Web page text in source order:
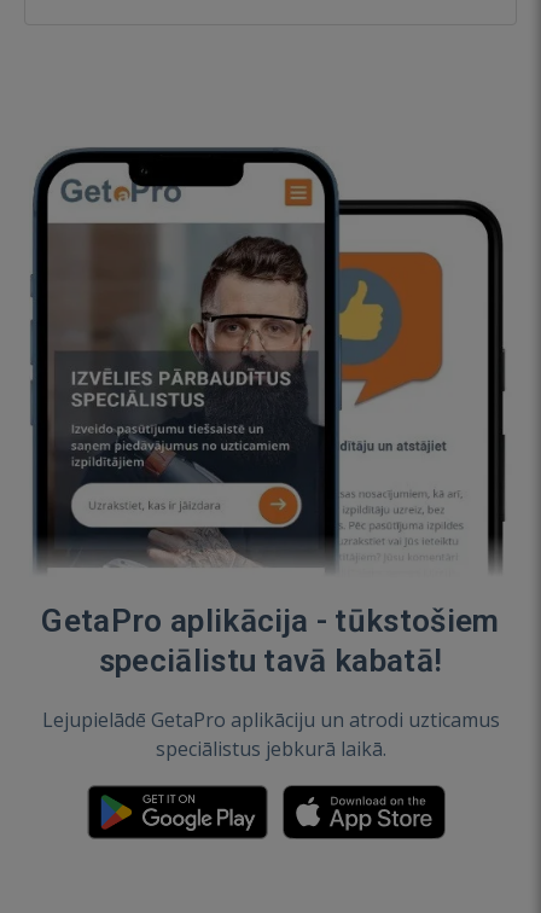
GetaPro aplikācija - tūkstošiem
speciālistu tavā kabatā!
Lejupielādē GetaPro aplikāciju un atrodi uzticamus
speciālistus jebkurā laikā.